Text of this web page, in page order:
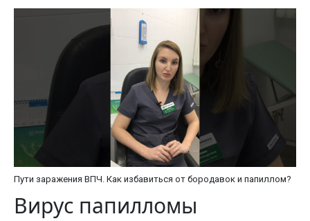
Пути заражения ВПЧ. Как избавиться от бородавок и папиллом?
Вирус папилломы